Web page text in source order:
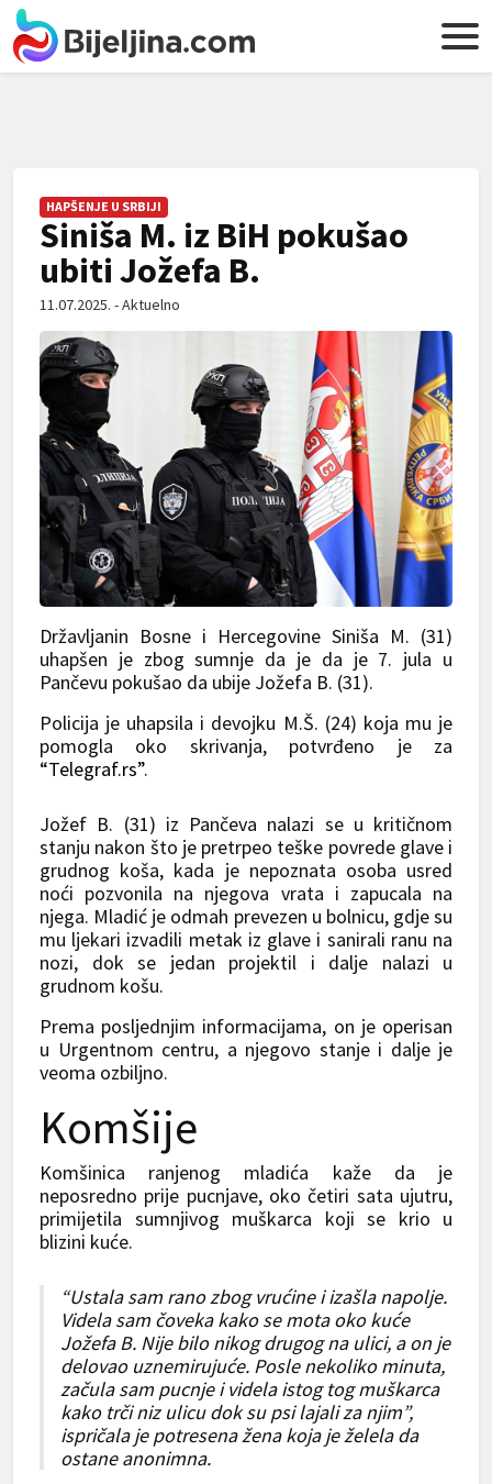
HAPŠENJE U SRBIJI
Siniša M. iz BiH pokušao
ubiti Jožefa B.
11.07.2025. - Aktuelno
Državljanin Bosne i Hercegovine Siniša M. (31)
uhapšen je zbog sumnje da je da je 7. jula u
Pančevu pokušao da ubije Jožefa B. (31).
Policija je uhapsila i devojku M.Š. (24) koja mu je
pomogla oko skrivanja, potvrđeno je za
“Telegraf.rs”.
Jožef B. (31) iz Pančeva nalazi se u kritičnom
stanju nakon što je pretrpeo teške povrede glave i
grudnog koša, kada je nepoznata osoba usred
noći pozvonila na njegova vrata i zapucala na
njega. Mladić je odmah prevezen u bolnicu, gdje su
mu ljekari izvadili metak iz glave i sanirali ranu na
nozi, dok se jedan projektil i dalje nalazi u
grudnom košu.
Prema posljednjim informacijama, on je operisan
u Urgentnom centru, a njegovo stanje i dalje je
veoma ozbiljno.
Komšije
Komšinica ranjenog mladića kaže da je
neposredno prije pucnjave, oko četiri sata ujutru,
primijetila sumnjivog muškarca koji se krio u
blizini kuće.
“Ustala sam rano zbog vrućine i izašla napolje.
Videla sam čoveka kako se mota oko kuće
Jožefa B. Nije bilo nikog drugog na ulici, a on je
delovao uznemirujuće. Posle nekoliko minuta,
začula sam pucnje i videla istog tog muškarca
kako trči niz ulicu dok su psi lajali za njim”,
ispričala je potresena žena koja je želela da
ostane anonimna.